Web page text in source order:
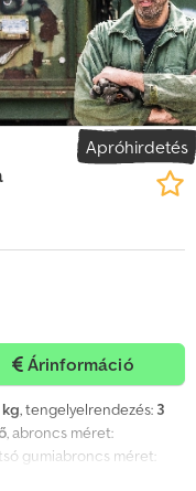
Apróhirdetés
Árinformáció
, tengelyelrendezés: 3
, abroncs méret:
gumiabroncs méret: